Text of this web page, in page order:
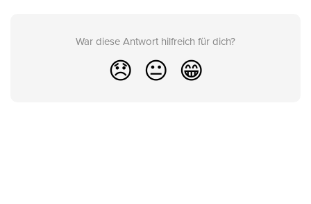
War diese Antwort hilfreich für dich?
😞 😐 😁